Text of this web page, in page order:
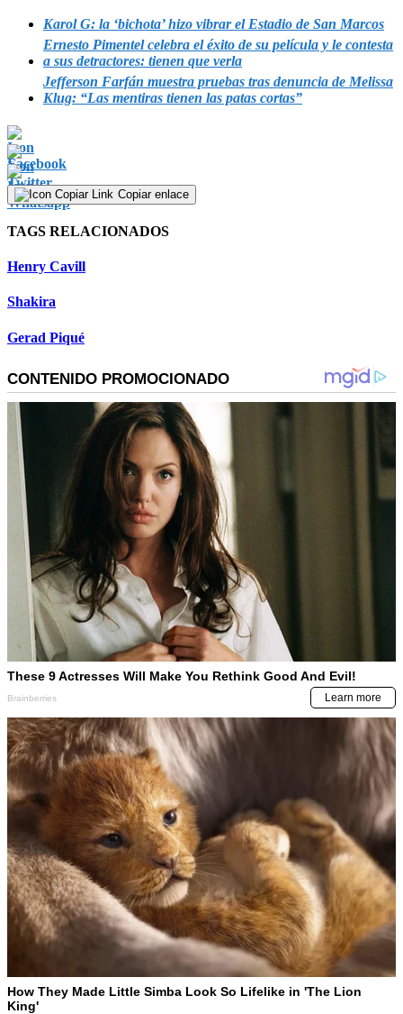
Karol G: la ‘bichota’ hizo vibrar el Estadio de San Marcos
Ernesto Pimentel celebra el éxito de su película y le contesta
a sus detractores: tienen que verla
Jefferson Farfán muestra pruebas tras denuncia de Melissa
Klug: “Las mentiras tienen las patas cortas”
Copiar enlace
TAGS RELACIONADOS
Henry Cavill
Shakira
Gerad Piqué